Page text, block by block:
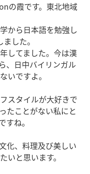
の霞です。東北地域
から日本語を勉強し
した。
してました。今は漢
、日中バイリンガル
いですよ。
スタイルが大好きで
たことがない私にと
すね。
化、料理及び美しい
いと思います。